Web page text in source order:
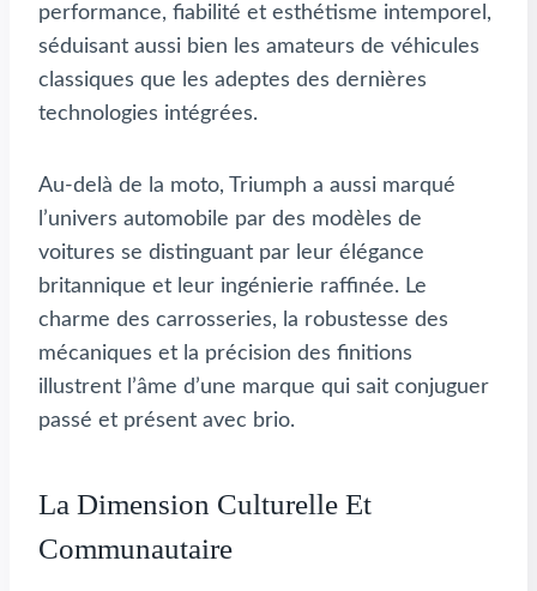
performance, fiabilité et esthétisme intemporel,
séduisant aussi bien les amateurs de véhicules
classiques que les adeptes des dernières
technologies intégrées.
Au-delà de la moto, Triumph a aussi marqué
l’univers automobile par des modèles de
voitures se distinguant par leur élégance
britannique et leur ingénierie raffinée. Le
charme des carrosseries, la robustesse des
mécaniques et la précision des finitions
illustrent l’âme d’une marque qui sait conjuguer
passé et présent avec brio.
La Dimension Culturelle Et
Communautaire